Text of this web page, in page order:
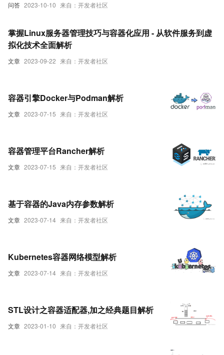
问答 2023-10-10 来自：开发者社区
文章 2023-09-22 来自：开发者社区
掌握Linux服务器管理技巧与容器化应用 - 从软件服务到虚
拟化技术全面解析
文章 2023-07-15 来自：开发者社区
容器引擎Docker与Podman解析
文章 2023-07-15 来自：开发者社区
容器管理平台Rancher解析
文章 2023-07-14 来自：开发者社区
基于容器的Java内存参数解析
文章 2023-07-14 来自：开发者社区
Kubernetes容器网络模型解析
文章 2023-01-10 来自：开发者社区
STL设计之容器适配器,加之经典题目解析